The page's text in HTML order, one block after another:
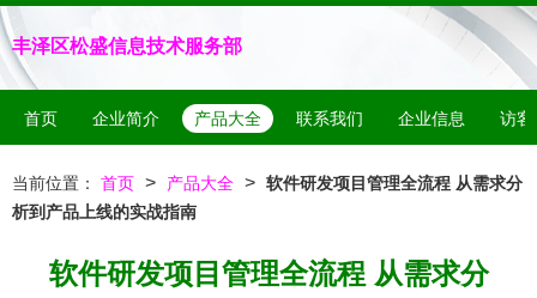
丰泽区松盛信息技术服务部
首页 企业简介 产品大全 联系我们 企业信息 访客
当前位置： 首页 > 产品大全 > 软件研发项目管理全流程 从需求分
析到产品上线的实战指南
软件研发项目管理全流程 从需求分